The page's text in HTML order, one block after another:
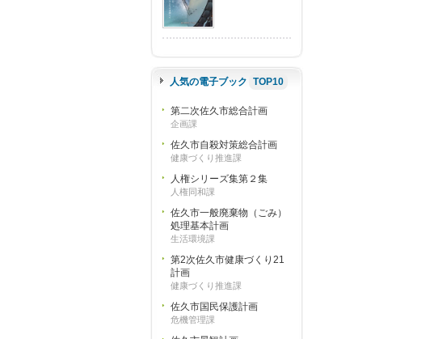
人気の電子ブック TOP10
第二次佐久市総合計画
企画課
佐久市自殺対策総合計画
健康づくり推進課
人権シリーズ集第２集
人権同和課
佐久市一般廃棄物（ごみ）
処理基本計画
生活環境課
第2次佐久市健康づくり21
計画
健康づくり推進課
佐久市国民保護計画
危機管理課